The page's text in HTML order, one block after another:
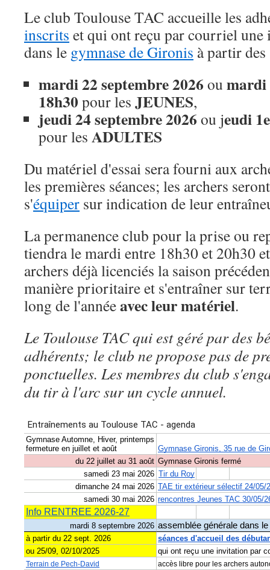
Le club Toulouse TAC accueille les
inscrits et qui ont reçu par courriel
dans le gymnase de Gironis à partir des
mardi 22 septembre 2026 ou mardi
18h30 pour les JEUNES,
jeudi 24 septembre 2026 ou jeudi
pour les ADULTES
Du matériel d'essai sera fourni aux
les premières séances; les archers
s'équiper sur indication de leur
La permanence club pour la prise ou
tiendra le mardi entre 18h30 et 20h30
archers déjà licenciés la saison
manière prioritaire et s'entraîner sur
long de l'annéeavec leur matériel.
Le Toulouse TAC qui est géré par des
adhérents; le club ne propose pas de
ponctuelles. Les membres du club
du tir à l'arc sur un cycle annuel.